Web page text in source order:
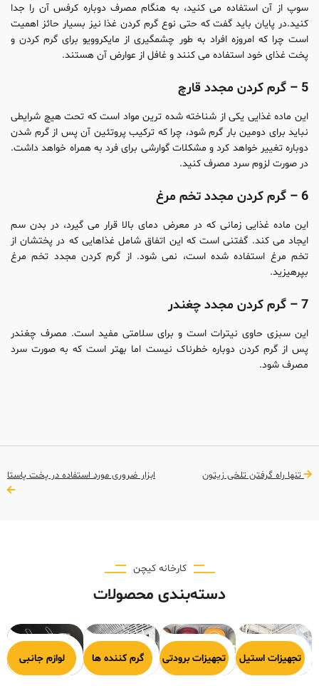
سوپ از آن استفاده می کنید، به هنگام مصرف دوباره کرفس آن را جدا
کنید.در پایان باید گفت که حتی نوع گرم کردن غذا نیز بسیار حائز اهمیت
است چرا که امروزه افراد به طور چشمگیری از مایکروویو برای گرم کردن و
پخت غذای خود استفاده می کنند و غافل از عوارض آن هستند.
5 – گرم کردن مجدد قارچ
این ماده غذایی یکی از شناخته شده ترین مواد است که تحت هیچ شرایطی
نباید برای دومین بار گرم شود، چرا که ترکیب پروتئین آن پس از گرم شدن
دوباره تغییر خواهد کرد و مشکلات گوارشی برای فرد به همراه خواهد داشت.
در صورت لزوم سرد مصرف کنید.
6 – گرم کردن مجدد تخم مرغ
این ماده غذایی زمانی که در معرض دمای بالا قرار می گیرد، در بدن سم
ایجاد می کند. گفتنی است که این اتفاق شامل غذاهایی که در پختشان از
تخم مرغ استفاده شده است، نمی شود. از گرم کردن مجدد تخم مرغ
بپرهیزید.
7 – گرم کردن مجدد چغندر
این سبزی حاوی نیترات است و برای سلامتی مفید است. مصرف چغندر
پس از گرم کردن دوباره خطرناک نیست اما بهتر است که به صورت سرد
مصرف شود.
تنها راه گرفتن تلخی زیتون ابزار ضروری مورد استفاده در پخت پاستا
کارخانه کیچن
دسته‌بندی محصولات
پخت
تجهیزات استیل
تجهیزات برودتی گرم کننده ها لوازم جانبی